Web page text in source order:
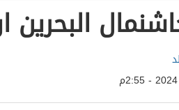
البحرين